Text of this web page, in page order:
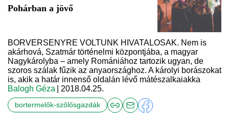
Pohárban a jövő
BORVERSENYRE VOLTUNK HIVATALOSAK. Nem is
akárhová, Szatmár történelmi központjába, a magyar
Nagykárolyba – amely Romániához tartozik ugyan, de
szoros szálak fűzik az anyaországhoz. A károlyi borászokat
is, akik a határ innenső oldalán lévő mátészalkaiakka
Balogh Géza
| 2018.04.25.
bortermelők-szőlősgazdák